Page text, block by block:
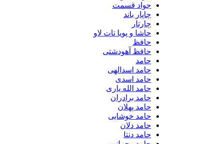
جواد قسمت
چاپار باند
چارتار
حاشا و پویا تات لاو
حافظ
حافظ آهودشتی
حامد
حامد اسدالهی
حامد اسدی
حامد الله یاری
حامد برادران
حامد پهلان
حامد خوشابی
حامد دلان
حامد دنتا